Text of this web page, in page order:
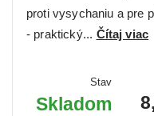
proti vysychaniu a pre
- praktický... Čítaj viac
Stav
Skladom